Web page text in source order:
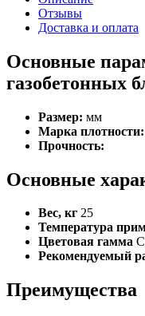
Отзывы
Доставка и оплата
Основные
газобетонных
Размер: мм
Марка плотности:
Прочность:
Основные
Вес, кг 25
Температура
Цветовая гамма
Рекомендуемый
Преимущества